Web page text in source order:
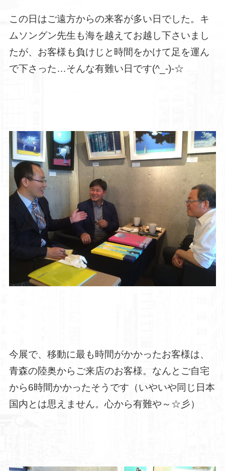
この日はご遠方からの来客が多い日でした。キ
ムソングン先生も海を越えてお越し下さいまし
たが、お客様も負けじと時間をかけて足を運ん
で下さった…そんな有難い日です(^_-)-☆
今展で、移動に最も時間がかかったお客様は、
青森の陸奥からご来店のお客様。なんとご自宅
から6時間かかったそうです（いやいや同じ日本
国内とは思えません。心から有難や～☆彡）